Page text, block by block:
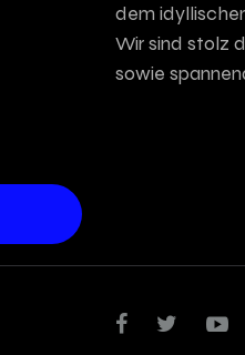
dem
Wir sind stolz
sowie